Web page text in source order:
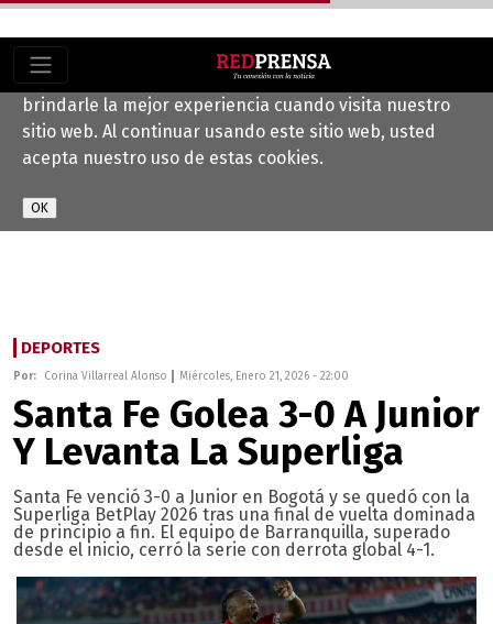
Este sitio web utiliza cookies para ayudarnos a
brindarle la mejor experiencia cuando visita nuestro
sitio web. Al continuar usando este sitio web, usted
acepta nuestro uso de estas cookies.
DEPORTES
Por: Corina Villarreal Alonso Miércoles, Enero 21, 2026 - 22:00
Santa Fe Golea 3-0 A Junior
Y Levanta La Superliga
Santa Fe venció 3-0 a Junior en Bogotá y se quedó con la
Superliga BetPlay 2026 tras una final de vuelta dominada
de principio a fin. El equipo de Barranquilla, superado
desde el inicio, cerró la serie con derrota global 4-1.